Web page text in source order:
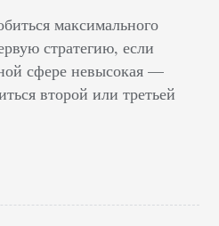
максимального
стратегию, если
сфере невысокая —
второй или третьей